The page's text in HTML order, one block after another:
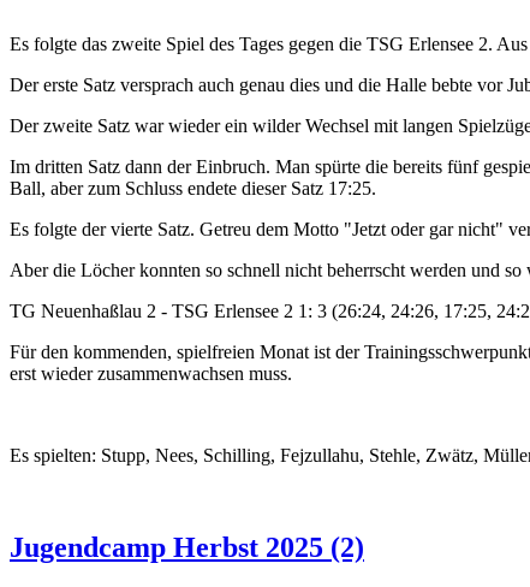
Es folgte das zweite Spiel des Tages gegen die TSG Erlensee 2.
Der erste Satz versprach auch genau dies und die Halle bebte vor
Der zweite Satz war wieder ein wilder Wechsel mit langen
Im dritten Satz dann der Einbruch. Man spürte die bereits fünf
Ball, aber zum Schluss endete dieser Satz 17:25.
Es folgte der vierte Satz. Getreu dem Motto "Jetzt oder gar nicht"
Aber die Löcher konnten so schnell nicht beherrscht werden und
TG Neuenhaßlau 2 - TSG Erlensee 2 1: 3 (26:24, 24:26, 17:25,
Für den kommenden, spielfreien Monat ist der
erst wieder zusammenwachsen muss.
Es spielten: Stupp, Nees, Schilling, Fejzullahu, Stehle, Zwätz,
Jugendcamp Herbst 2025 (2)